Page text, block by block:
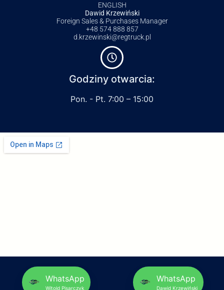
ENGLISH
Dawid Krzewiński
Foreign Sales & Purchases Manager
+48 574 888 857
d.krzewinski@regtruck.pl
Godziny otwarcia:
Pon. - Pt. 7:00 – 15:00
WhatsApp
Witold Pisarczyk
WhatsApp
Dawid Krzewiński